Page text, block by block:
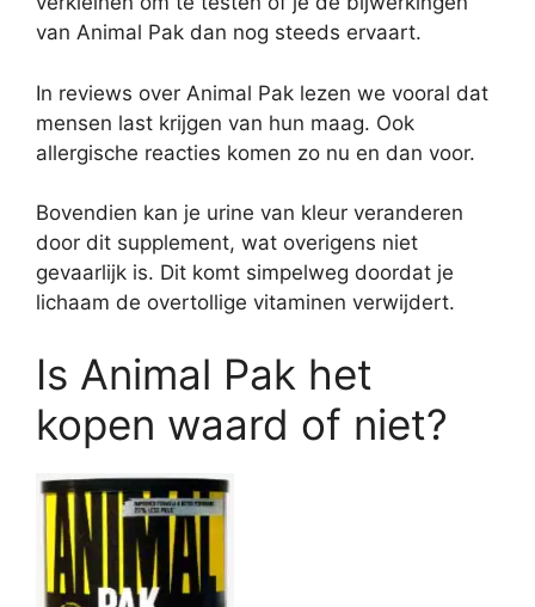
van Animal Pak dan nog steeds ervaart.
In reviews over Animal Pak lezen we vooral dat
mensen last krijgen van hun maag. Ook
allergische reacties komen zo nu en dan voor.
Bovendien kan je urine van kleur veranderen
door dit supplement, wat overigens niet
gevaarlijk is. Dit komt simpelweg doordat je
lichaam de overtollige vitaminen verwijdert.
Is Animal Pak het
kopen waard of niet?